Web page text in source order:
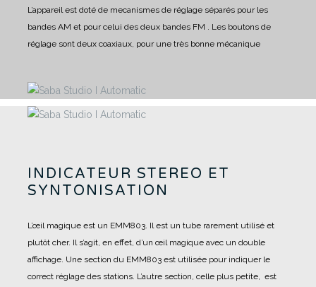
L’appareil est doté de mecanismes de réglage séparés pour les
bandes AM et pour celui des deux bandes FM . Les boutons de
réglage sont deux coaxiaux, pour une très bonne mécanique
INDICATEUR STEREO ET
SYNTONISATION
L’œil magique est un EMM803. Il est un tube rarement utilisé et
plutôt cher. Il s’agit, en effet, d’un œil magique avec un double
affichage. Une section du EMM803 est utilisée pour indiquer le
correct réglage des stations. L’autre section, celle plus petite, est